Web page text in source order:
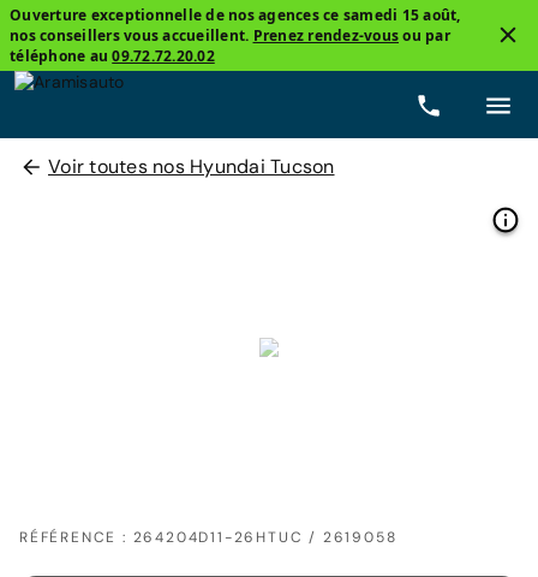
Ouverture exceptionnelle de nos agences ce samedi 15 août,
nos conseillers vous accueillent. Prenez rendez-vousou par
téléphone au09.72.72.20.02
Voir toutes nos Hyundai Tucson
RÉFÉRENCE : 264204D11-26HTUC / 2619058